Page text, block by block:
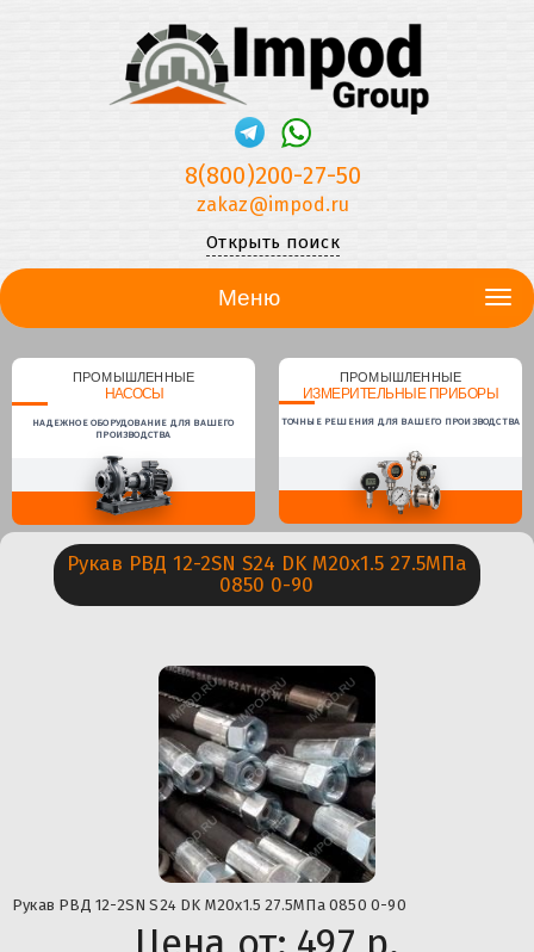
8(800)200-27-50
zakaz@impod.ru
Открыть поиск
Меню
ПРОМЫШЛЕННЫЕ
НАСОСЫ
НАДЕЖНОЕ ОБОРУДОВАНИЕ ДЛЯ ВАШЕГО
ПРОИЗВОДСТВА
ПРОМЫШЛЕННЫЕ
ИЗМЕРИТЕЛЬНЫЕ ПРИБОРЫ
ТОЧНЫЕ РЕШЕНИЯ ДЛЯ ВАШЕГО ПРОИЗВОДСТВА
Рукав РВД 12-2SN S24 DK М20х1.5 27.5МПа
0850 0-90
Рукав РВД 12-2SN S24 DK М20х1.5 27.5МПа 0850 0-90